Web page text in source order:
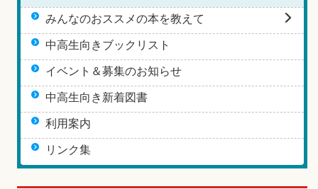
みんなのおススメの本を教えて
中高生向きブックリスト
イベント＆募集のお知らせ
中高生向き新着図書
利用案内
リンク集